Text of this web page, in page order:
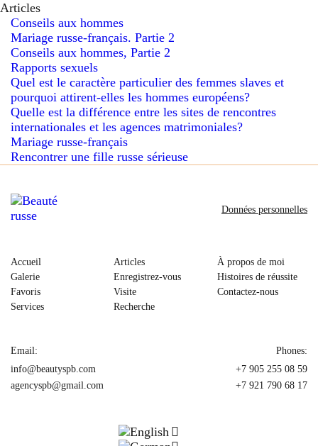
Articles
Conseils aux hommes
Mariage russe-français. Partie 2
Conseils aux hommes, Partie 2
Rapports sexuels
Quel est le caractère particulier des femmes slaves et
pourquoi attirent-elles les hommes européens?
Quelle est la différence entre les sites de rencontres
internationales et les agences matrimoniales?
Mariage russe-français
Rencontrer une fille russe sérieuse
Accueil
Galerie
Favoris
Services
Articles
Enregistrez-vous
Visite
Recherche
À propos de moi
Histoires de réussite
Contactez-nous
Données personnelles
Email:
info@beautyspb.com
agencyspb@gmail.com
Phones:
+7 905 255 08 59
+7 921 790 68 17